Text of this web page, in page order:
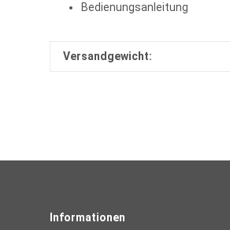
Bedienungsanleitung
Versandgewicht:
Informationen